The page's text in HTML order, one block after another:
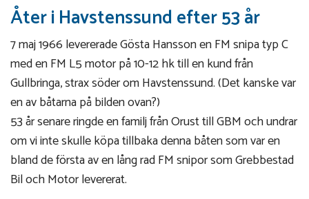
Åter i Havstenssund efter 53 år
7 maj 1966 levererade Gösta Hansson en FM snipa typ C
med en FM L5 motor på 10-12 hk till en kund från
Gullbringa, strax söder om Havstenssund. (Det kanske var
en av båtarna på bilden ovan?)
53 år senare ringde en familj från Orust till GBM och undrar
om vi inte skulle köpa tillbaka denna båten som var en
bland de första av en lång rad FM snipor som Grebbestad
Bil och Motor levererat.